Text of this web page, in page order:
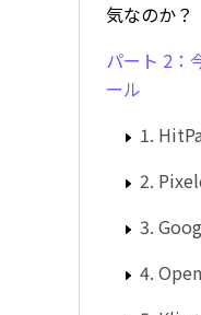
気なのか？
パート 2：
ール
1.
2.
3.
4.